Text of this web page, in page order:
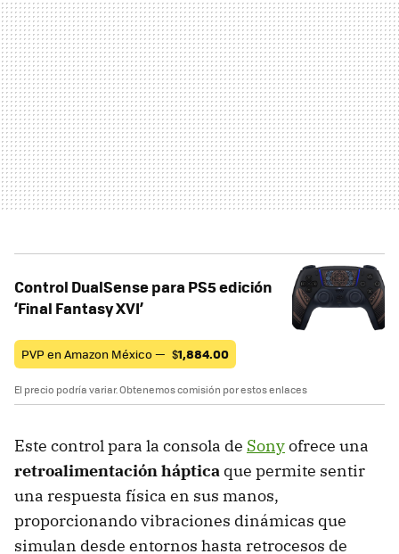
Control DualSense para PS5 edición
‘Final Fantasy XVI’
PVP en Amazon México — $1,884.00
El precio podría variar. Obtenemos comisión por estos enlaces
Este control para la consola de Sonyofrece una
retroalimentación háptica que permite sentir
una respuesta física en sus manos,
proporcionando vibraciones dinámicas que
simulan desde entornos hasta retrocesos de